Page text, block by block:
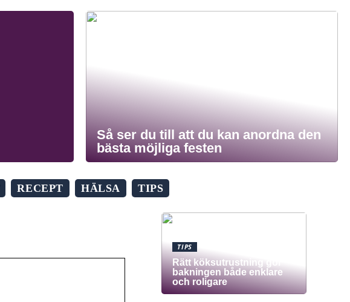
Så ser du till att du kan anordna den
bästa möjliga festen
RECEPT HÄLSA TIPS
TIPS
Rätt köksutrustning gör
bakningen både enklare
och roligare